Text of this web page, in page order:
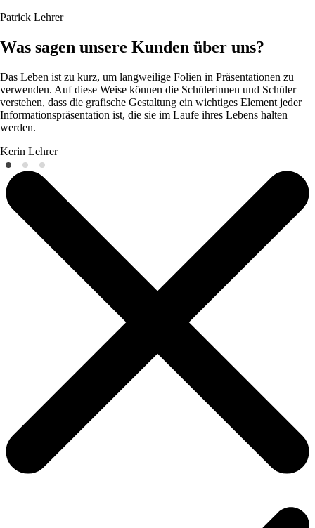
Patrick Lehrer
Was sagen unsere Kunden über uns?
Das Leben ist zu kurz, um langweilige Folien in Präsentationen zu
verwenden. Auf diese Weise können die Schülerinnen und Schüler
verstehen, dass die grafische Gestaltung ein wichtiges Element jeder
Informationspräsentation ist, die sie im Laufe ihres Lebens halten
werden.
Kerin Lehrer